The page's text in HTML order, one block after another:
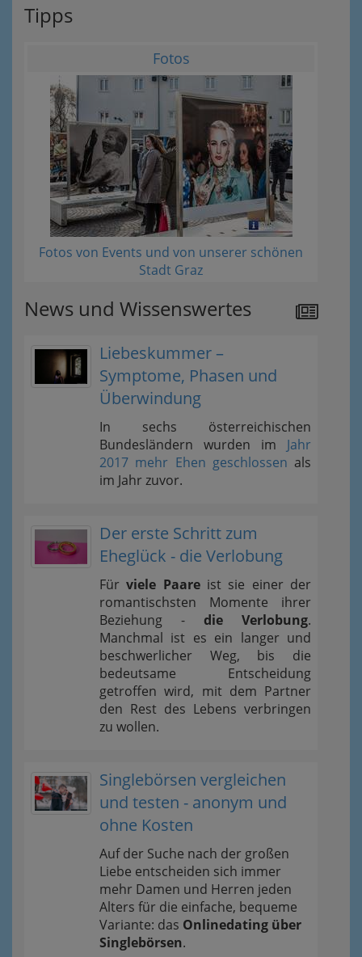
Tipps
Fotos
Fotos von Events und von unserer schönen
Stadt Graz
News und Wissenswertes
Liebeskummer –
Symptome, Phasen und
Überwindung
In sechs österreichischen
Bundesländern wurden im Jahr
2017 mehr Ehen geschlossen als
im Jahr zuvor.
Der erste Schritt zum
Eheglück - die Verlobung
Fürviele Paareist sie einer der
romantischsten Momente ihrer
Beziehung - die Verlobung.
Manchmal ist es ein langer und
beschwerlicher Weg, bis die
bedeutsame Entscheidung
getroffen wird, mit dem Partner
den Rest des Lebens verbringen
zu wollen.
Singlebörsen vergleichen
und testen - anonym und
ohne Kosten
Auf der Suche nach der großen
Liebe entscheiden sich immer
mehr Damen und Herren jeden
Alters für die einfache, bequeme
Variante: das Onlinedating über
Singlebörsen.